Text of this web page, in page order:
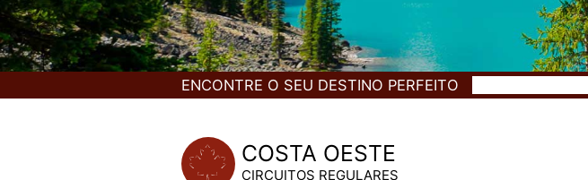
ENCONTRE O SEU DESTINO PERFEITO
COSTA OESTE
CIRCUITOS REGULARES